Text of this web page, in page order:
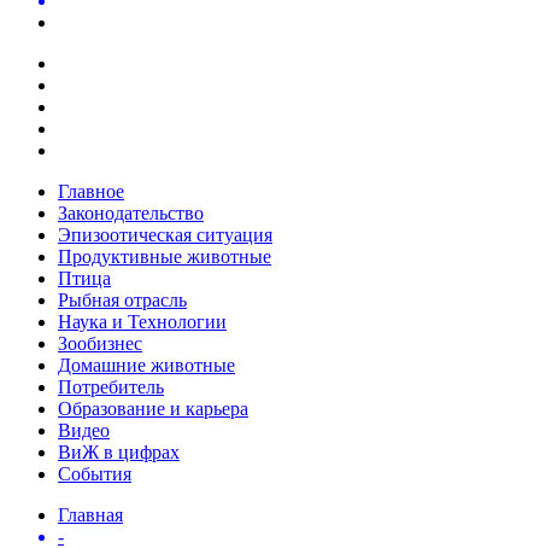
Главное
Законодательство
Эпизоотическая ситуация
Продуктивные животные
Птица
Рыбная отрасль
Наука и Технологии
Зообизнес
Домашние животные
Потребитель
Образование и карьера
Видео
ВиЖ в цифрах
События
Главная
-